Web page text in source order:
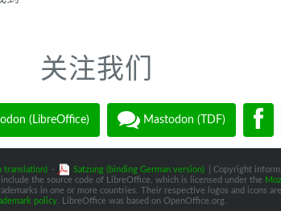
关注我们
(LibreOffice) Mastodon (TDF)
translation) - Satzung (binding German version)
| Copyright
include the source code of LibreOffice, which is licensed under the
in one or more countries. Their respective logos and icons
policy. LibreOffice was based on OpenOffice.org.